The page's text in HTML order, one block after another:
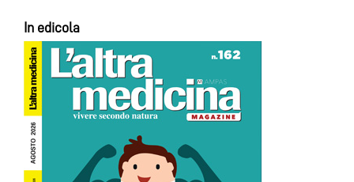
In edicola